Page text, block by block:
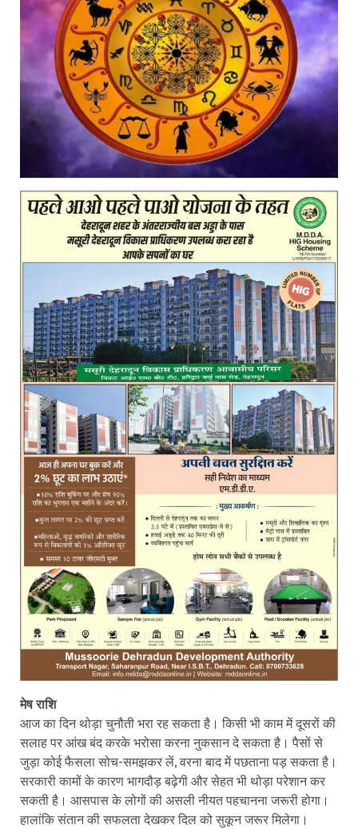
मेष राशि
आज का दिन थोड़ा चुनौती भरा रह सकता है। किसी भी काम में दूसरों की
सलाह पर आंख बंद करके भरोसा करना नुकसान दे सकता है। पैसों से
जुड़ा कोई फैसला सोच-समझकर लें, वरना बाद में पछताना पड़ सकता है।
सरकारी कामों के कारण भागदौड़ बढ़ेगी और सेहत भी थोड़ा परेशान कर
सकती है। आसपास के लोगों की असली नीयत पहचानना जरूरी होगा।
हालांकि संतान की सफलता देखकर दिल को सुकून जरूर मिलेगा।